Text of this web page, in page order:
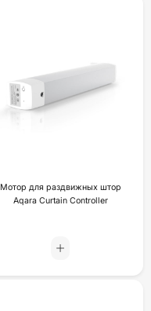
Мотор для раздвижных штор
Aqara Curtain Controller